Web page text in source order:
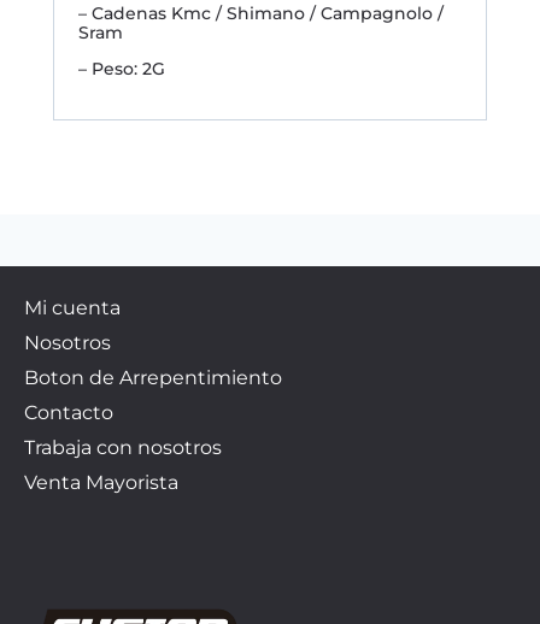
– Cadenas Kmc / Shimano / Campagnolo /
Sram
– Peso: 2G
Mi cuenta
Nosotros
Boton de Arrepentimiento
Contacto
Trabaja con nosotros
Venta Mayorista